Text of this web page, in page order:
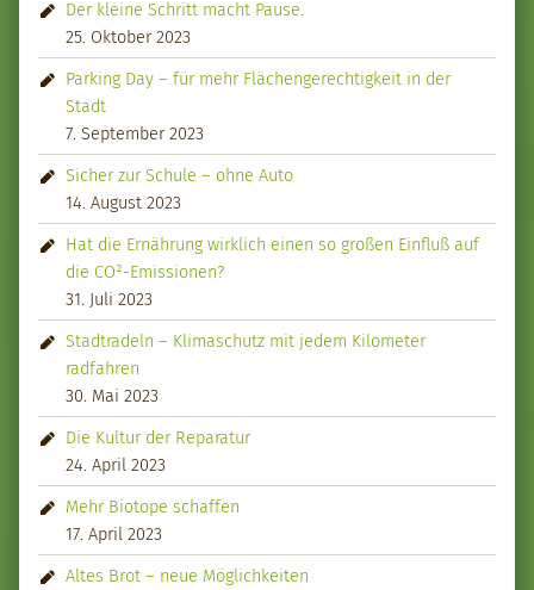
Der kleine Schritt macht Pause.
25. Oktober 2023
Parking Day – für mehr Flächengerechtigkeit in der
Stadt
7. September 2023
Sicher zur Schule – ohne Auto
14. August 2023
Hat die Ernährung wirklich einen so großen Einfluß auf
die CO²-Emissionen?
31. Juli 2023
Stadtradeln – Klimaschutz mit jedem Kilometer
radfahren
30. Mai 2023
Die Kultur der Reparatur
24. April 2023
Mehr Biotope schaffen
17. April 2023
Altes Brot – neue Möglichkeiten